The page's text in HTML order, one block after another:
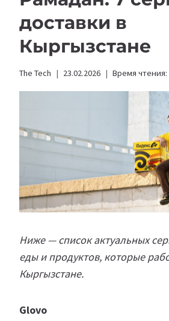
доставки в
Кыргызстане
The Tech 23.02.2026 Время чтения:
Ниже — список актуальных
еды и продуктов, которые
Кыргызстане.
Glovo